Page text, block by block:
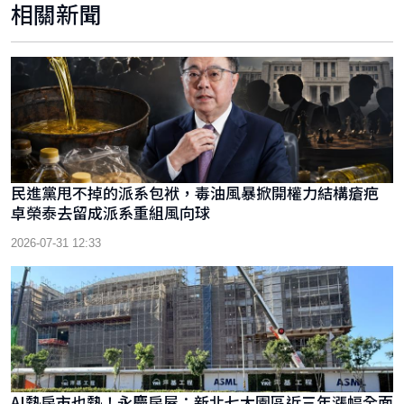
相關新聞
民進黨甩不掉的派系包袱，毒油風暴掀開權力結構瘡疤
卓榮泰去留成派系重組風向球
2026-07-31 12:33